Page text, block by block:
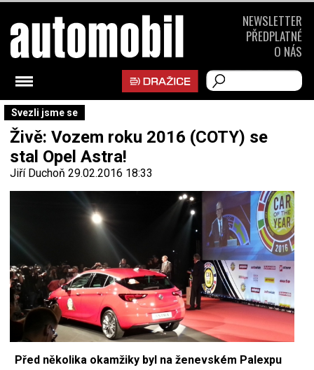
Svezli jsme se
Živě: Vozem roku 2016 (COTY) se
stal Opel Astra!
Jiří Duchoň 29.02.2016 18:33
Před několika okamžiky byl na ženevském Palexpu
NEWSLETTER
PŘEDPLATNÉ
O NÁS